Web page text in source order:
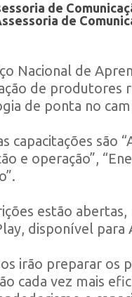
de
de
Nacional de
de produtores
de ponta no
capacitações são
e operação”,
estão
disponível para
irão preparar os
cada vez mais